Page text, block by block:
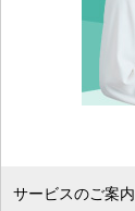
サービスのご案内